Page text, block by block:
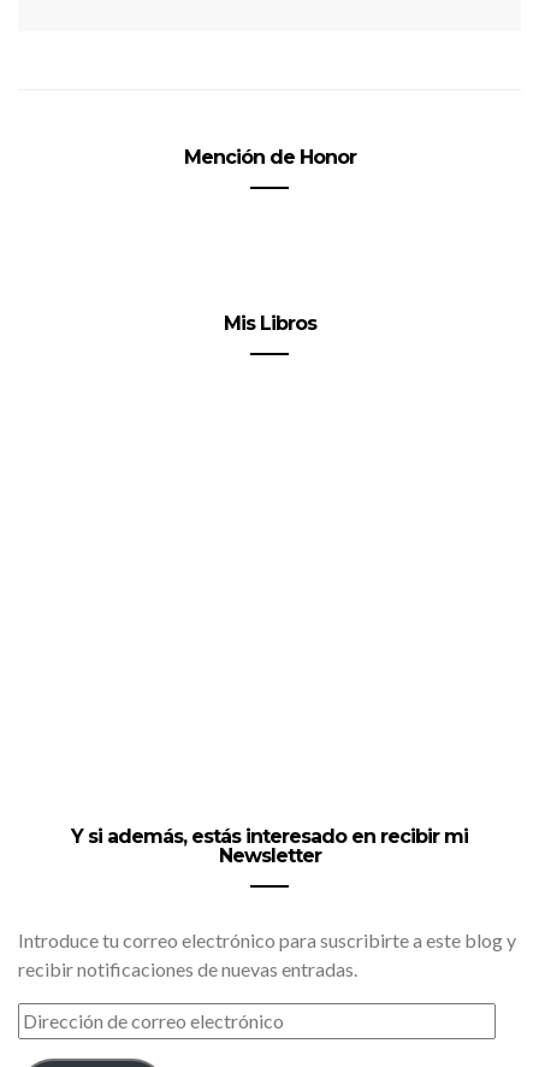
Mención de Honor
Mis Libros
Y si además, estás interesado en recibir mi
Newsletter
Introduce tu correo electrónico para suscribirte a este blog y
recibir notificaciones de nuevas entradas.
DIRECCIÓN
DE
CORREO